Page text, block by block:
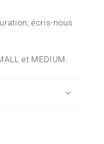
écris-nous
et MEDIUM.